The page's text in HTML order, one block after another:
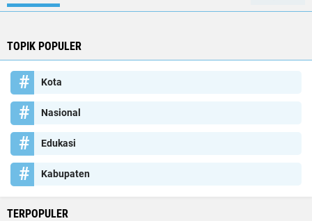
TOPIK POPULER
Kota
Nasional
Edukasi
Kabupaten
TERPOPULER